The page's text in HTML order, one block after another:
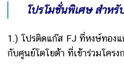
โปรโมชั่นพิเศษ สำห
1.) โปรติดแก๊ส FJ ที่หงษ์ทอง
กับศูนย์โตโยต้า ที่เข้าร่วมโครง